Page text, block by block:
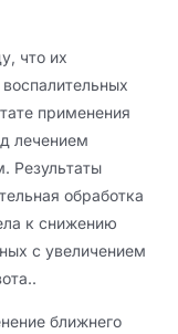
что их
применения
лечением
Результаты
обработка
к снижению
с увеличением
ближнего